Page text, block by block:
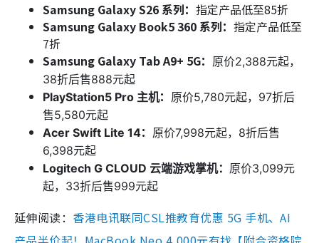
Samsung Galaxy S26 系列： 指定产品低至85折
Samsung Galaxy Book5 360 系列： 指定产品低至
7折
Samsung Galaxy Tab A9+ 5G： 原价2,388元起，
38折后售888元起
PlayStation5 Pro 主机： 原价5,780元起，97折后
售5,580元起
Acer Swift Lite 14： 原价7,998元起，8折后售
6,398元起
Logitech G CLOUD 云端游戏掌机： 原价3,099元
起，33折后售999元起
延伸阅读： 香港电讯联同CSL推教育优惠 5G 手机、AI